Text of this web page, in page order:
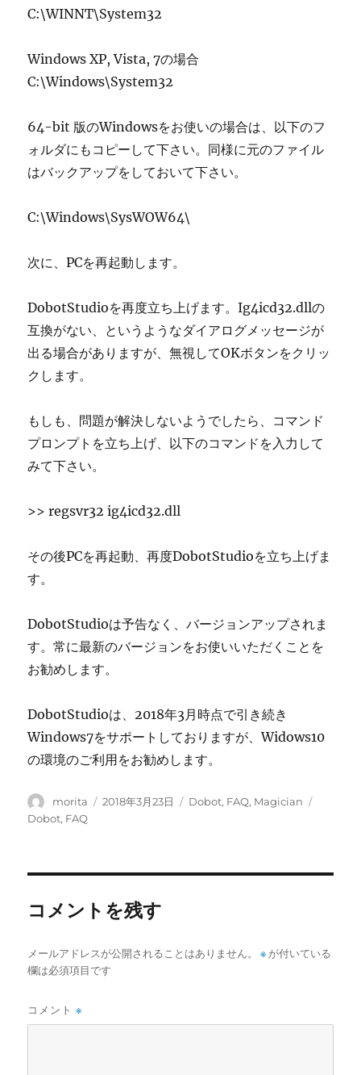
C:\WINNT\System32
Windows XP, Vista, 7の場合
C:\Windows\System32
64-bit 版のWindowsをお使いの場合は、以下のフ
ォルダにもコピーして下さい。同様に元のファイル
はバックアップをしておいて下さい。
C:\Windows\SysWOW64\
次に、PCを再起動します。
DobotStudioを再度立ち上げます。Ig4icd32.dllの
互換がない、というようなダイアログメッセージが
出る場合がありますが、無視してOKボタンをクリッ
クします。
もしも、問題が解決しないようでしたら、コマンド
プロンプトを立ち上げ、以下のコマンドを入力して
みて下さい。
>> regsvr32 ig4icd32.dll
その後PCを再起動、再度DobotStudioを立ち上げま
す。
DobotStudioは予告なく、バージョンアップされま
す。常に最新のバージョンをお使いいただくことを
お勧めします。
DobotStudioは、2018年3月時点で引き続き
Windows7をサポートしておりますが、Widows10
の環境のご利用をお勧めします。
投
稿
morita
投
2018年3月23日
カ
Dobot, FAQ, Magician
Dobot, FAQ
コメントを残す
メールアドレスが公開されることはありません。 ※ が付いている
欄は必須項目です
コメント※